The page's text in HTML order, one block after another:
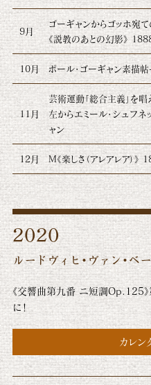
9月
ゴーギャンからゴッホ宛
《説教のあとの幻影》
10月 ポール・ゴーギャン素描
11月
芸術運動「総合主義」を
左からエミール・シュフネ
ャン
12月 M《楽しさ（アレアレア）》
2020
ルードヴィヒ・ヴァン・ベ
《交響曲第九番 ニ短調Op.125
に！
カレン